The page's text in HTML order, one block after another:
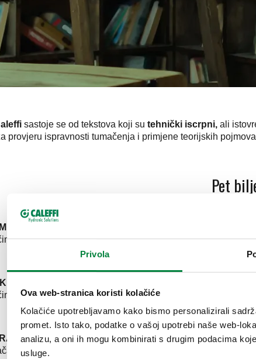
Privola
Ova web-stranica koristi kolačiće
Kolačiće upotrebljavamo kako bismo personalizirali
promet. Isto tako, podatke o vašoj upotrebi naše web-
analizu, a oni ih mogu kombinirati s drugim podacima
usluge.
sastoje se od tekstova koji su tehnički iscrpni, ali
provjeru ispravnosti tumačenja i primjene teorijskih
Pet
MREŽE ZA DISTRIBUCIJU
dimenzioniranja mreža za distribuciju hidrosanitarnih i
KRUGOVI I TERMINALI SUSTAVA ZA KLIMATIZACIJU
dimenzioniranja krugova i terminala sustava za
RAZDJELNI SUSTAVI
i učinkovitost ovih sustava te se predlažu ručne i